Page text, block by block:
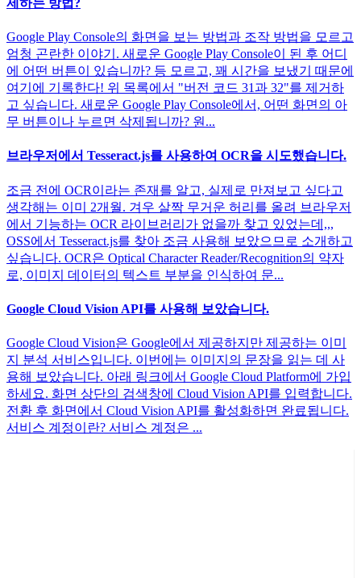
Google Play Console의 화면을 보는 방법과 조작 방법을 모르고
엄청 곤란한 이야기. 새로운 Google Play Console이 된 후 어디
에 어떤 버튼이 있습니까? 등 모르고, 꽤 시간을 보냈기 때문에
여기에 기록한다! 위 목록에서 "버전 코드 31과 32"를 제거하
고 싶습니다. 새로운 Google Play Console에서, 어떤 화면의 아
무 버튼이나 누르면 삭제됩니까? 원...
브라우저에서 Tesseract.js를 사용하여 OCR을 시도했습니다.
조금 전에 OCR이라는 존재를 알고, 실제로 만져보고 싶다고
생각해는 이미 2개월. 겨우 살짝 무거운 허리를 올려 브라우저
에서 기능하는 OCR 라이브러리가 없을까 찾고 있었는데,,,
OSS에서 Tesseract.js를 찾아 조금 사용해 보았으므로 소개하고
싶습니다. OCR은 Optical Character Reader/Recognition의 약자
로, 이미지 데이터의 텍스트 부분을 인식하여 문...
Google Cloud Vision API를 사용해 보았습니다.
Google Cloud Vision은 Google에서 제공하지만 제공하는 이미
지 분석 서비스입니다. 이번에는 이미지의 문장을 읽는 데 사
용해 보았습니다. 아래 링크에서 Google Cloud Platform에 가입
하세요. 화면 상단의 검색창에 Cloud Vision API를 입력합니다.
전환 후 화면에서 Cloud Vision API를 활성화하면 완료됩니다.
서비스 계정이란? 서비스 계정은 ...